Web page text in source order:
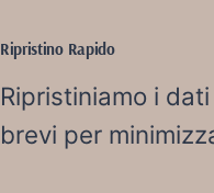
Ripristino Rapido
Ripristiniamo i
brevi per